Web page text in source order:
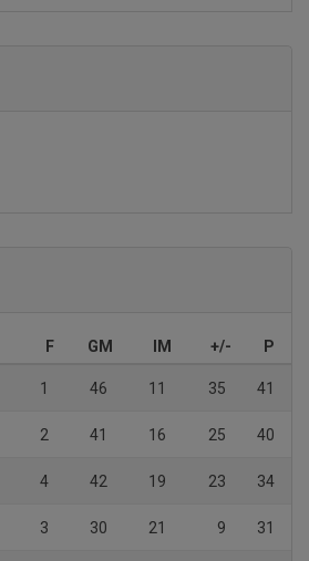
F GM IM +/- P
1 46 11 35 41
2 41 16 25 40
4 42 19 23 34
3 30 21 9 31